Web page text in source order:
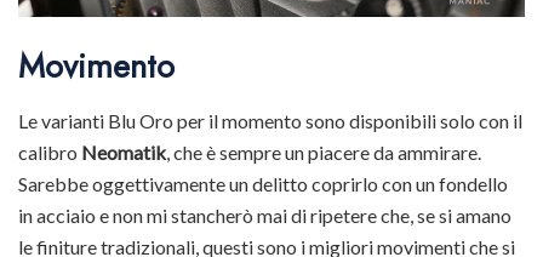
Movimento
Le varianti Blu Oro per il momento sono disponibili solo con il
calibro Neomatik, che è sempre un piacere da ammirare.
Sarebbe oggettivamente un delitto coprirlo con un fondello
in acciaio e non mi stancherò mai di ripetere che, se si amano
le finiture tradizionali, questi sono i migliori movimenti che si